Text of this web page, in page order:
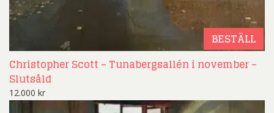
BESTÄLL
Christopher Scott – Tunabergsallén i november –
Slutsåld
12.000 kr